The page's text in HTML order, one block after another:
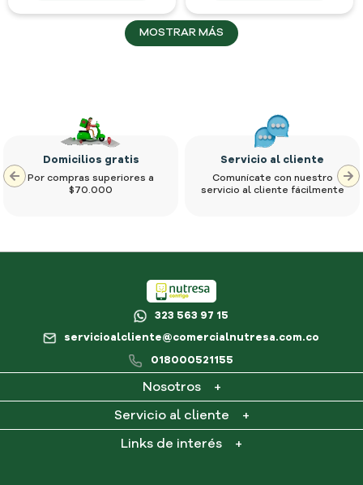
MOSTRAR MÁS
Domicilios gratis
Por compras superiores a
$70.000
Servicio al cliente
Comunícate con nuestro
servicio al cliente fácilmente
323 563 97 15
servicioalcliente@comercialnutresa.com.co
018000521155
Nosotros
+
¿Qué es Nutresa en casa?
Contacto
Servicio al cliente
+
Mi cuenta
Links de interés
+